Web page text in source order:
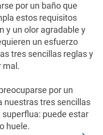
por un baño que
estos requisitos
y un olor agradable y
un esfuerzo
tres sencillas reglas y
mal.
por un
nuestras tres sencillas
puede estar
huele.